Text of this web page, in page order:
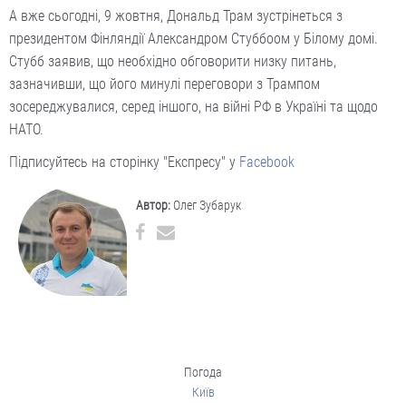
А вже сьогодні, 9 жовтня, Дональд Трам зустрінеться з
президентом Фінляндії Александром Стуббоом у Білому домі.
Стубб заявив, що необхідно обговорити низку питань,
зазначивши, що його минулі переговори з Трампом
зосереджувалися, серед іншого, на війні РФ в Україні та щодо
НАТО.
Підписуйтесь на сторінку "Експресу" у Facebook
Автор: Олег Зубарук
Погода
Київ